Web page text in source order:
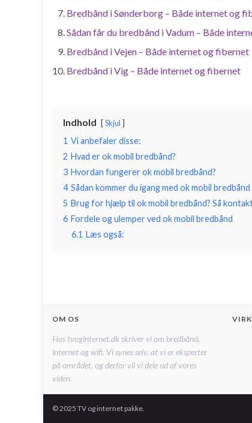
Bredbånd i Sønderborg – Både internet og
Sådan får du bredbånd i Vadum – Både
Bredbånd i Vejen – Både internet og fibernet
Bredbånd i Vig – Både internet og fibernet
Indhold Skjul
1 Vi anbefaler disse:
2 Hvad er ok mobil bredbånd?
3 Hvordan fungerer ok mobil bredbånd?
4 Sådan kommer du igang med ok mobil bredbånd
5 Brug for hjælp til ok mobil bredbånd? Så
6 Fordele og ulemper ved ok mobil bredbånd
6.1 Læs også:
OM OS
Hos tvoginternet.dk skriver vi om bredbånd,
internet og wifi. Vi synes selv, at vi er eksperter
på området, og derfor vil vi dele ud af vores
viden.
© 2025 TV og internet pakke.